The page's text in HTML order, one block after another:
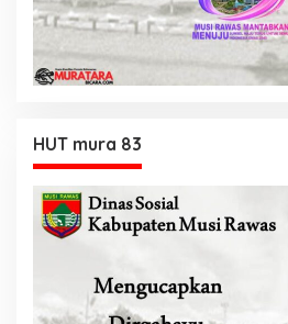
HUT mura 83